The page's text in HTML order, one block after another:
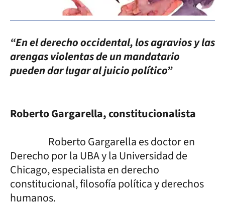
“En el derecho occidental, los agravios y las
arengas violentas de un mandatario
pueden dar lugar al juicio político”
Roberto Gargarella, constitucionalista
Roberto Gargarella es doctor en
Derecho por la UBA y la Universidad de
Chicago, especialista en derecho
constitucional, filosofía política y derechos
humanos.